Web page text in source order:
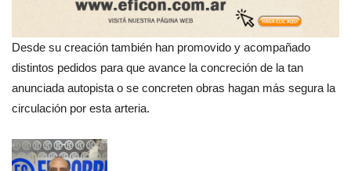
Desde su creación también han promovido y acompañado
distintos pedidos para que avance la concreción de la tan
anunciada autopista o se concreten obras hagan más segura la
circulación por esta arteria.